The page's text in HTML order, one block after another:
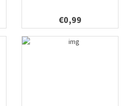
€0,99